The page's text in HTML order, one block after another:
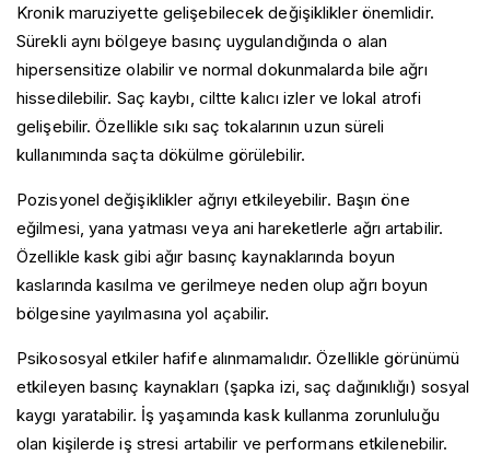
Kronik maruziyette gelişebilecek değişiklikler önemlidir.
Sürekli aynı bölgeye basınç uygulandığında o alan
hipersensitize olabilir ve normal dokunmalarda bile ağrı
hissedilebilir. Saç kaybı, ciltte kalıcı izler ve lokal atrofi
gelişebilir. Özellikle sıkı saç tokalarının uzun süreli
kullanımında saçta dökülme görülebilir.
Pozisyonel değişiklikler ağrıyı etkileyebilir. Başın öne
eğilmesi, yana yatması veya ani hareketlerle ağrı artabilir.
Özellikle kask gibi ağır basınç kaynaklarında boyun
kaslarında kasılma ve gerilmeye neden olup ağrı boyun
bölgesine yayılmasına yol açabilir.
Psikososyal etkiler hafife alınmamalıdır. Özellikle görünümü
etkileyen basınç kaynakları (şapka izi, saç dağınıklığı) sosyal
kaygı yaratabilir. İş yaşamında kask kullanma zorunluluğu
olan kişilerde iş stresi artabilir ve performans etkilenebilir.